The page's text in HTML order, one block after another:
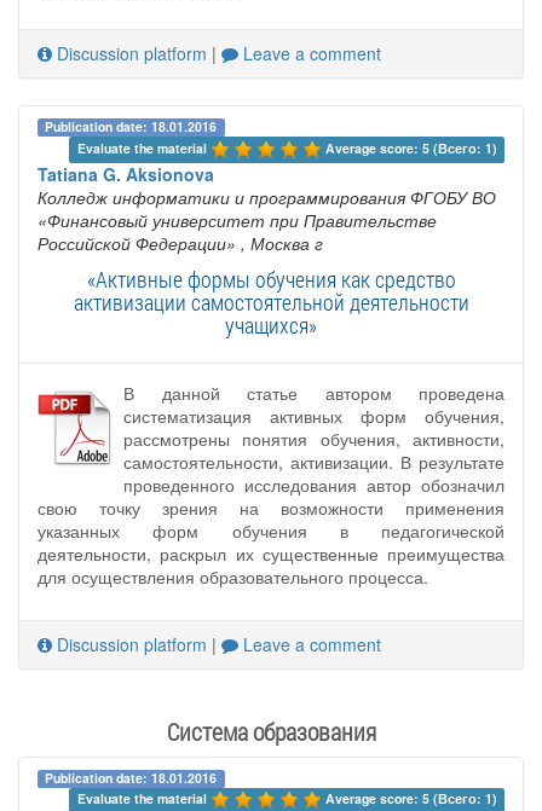
Discussion platform | Leave a comment
Publication date: 18.01.2016
Evaluate the material
Average score: 5 (Всего: 1)
Tatiana G. Aksionova
Колледж информатики и программирования ФГОБУ ВО
«Финансовый университет при Правительстве
Российской Федерации» , Москва г
«Активные формы обучения как средство
активизации самостоятельной деятельности
учащихся»
В данной статье автором проведена
систематизация активных форм обучения,
рассмотрены понятия обучения, активности,
самостоятельности, активизации. В результате
проведенного исследования автор обозначил
свою точку зрения на возможности применения
указанных форм обучения в педагогической
деятельности, раскрыл их существенные преимущества
для осуществления образовательного процесса.
Discussion platform | Leave a comment
Система образования
Publication date: 18.01.2016
Evaluate the material
Average score: 5 (Всего: 1)